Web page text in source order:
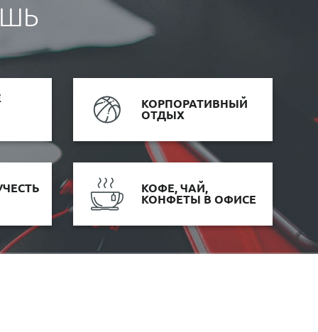
КОРПОРАТИВНЫЙ
ОТДЫХ
КОФЕ, ЧАЙ,
КОНФЕТЫ В ОФИСЕ